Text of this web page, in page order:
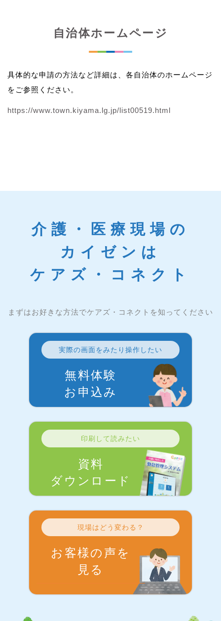
自治体ホームページ
具体的な申請の方法など詳細は、各自治体のホームページ
をご参照ください。
https://www.town.kiyama.lg.jp/list00519.html
介護・医療現場の
カイゼンは
ケアズ・コネクト
まずはお好きな方法でケアズ・コネクトを知ってください
実際の画面をみたり操作したい
無料体験
お申込み
印刷して読みたい
資料
ダウンロード
現場はどう変わる？
お客様の声を
見る